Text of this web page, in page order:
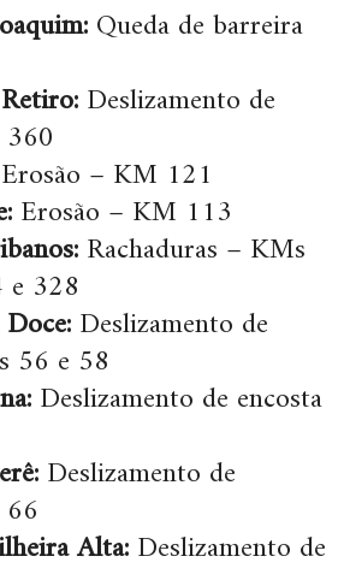
Queda de barreira
Deslizamento de
Erosão – KM 121
Erosão – KM 113
Rachaduras – KMs
328
Deslizamento de
56 e 58
Deslizamento de encosta
Deslizamento de
Alta:Deslizamento de